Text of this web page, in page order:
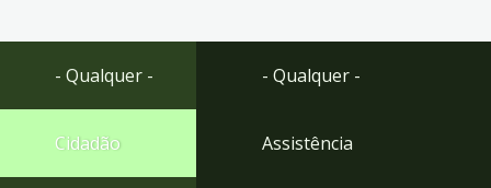
Ir
rodapé
- Qualquer -
Cidadão
- Qualquer -
Assistência